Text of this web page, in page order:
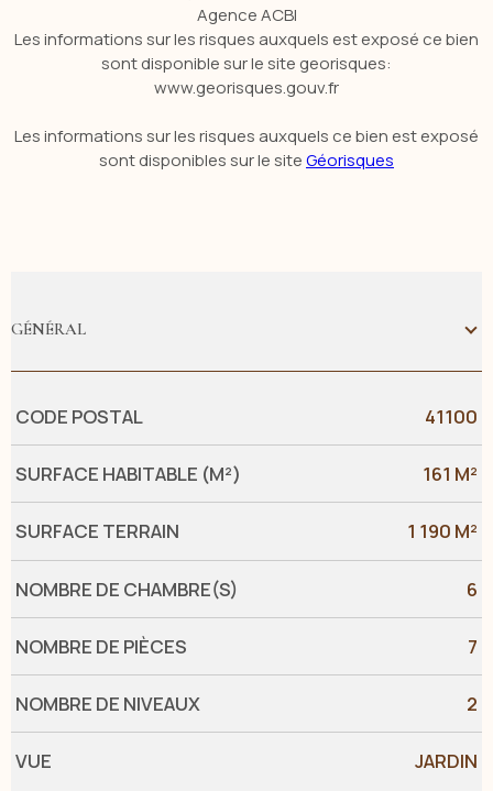
Agence ACBI
Les informations sur les risques auxquels est exposé ce bien
sont disponible sur le site georisques:
www.georisques.gouv.fr
Les informations sur les risques auxquels ce bien est exposé
sont disponibles sur le siteGéorisques
GÉNÉRAL
Caractérisque Valeurs
CODE POSTAL 41100
SURFACE HABITABLE (M²) 161 M²
SURFACE TERRAIN 1 190 M²
NOMBRE DE CHAMBRE(S) 6
NOMBRE DE PIÈCES 7
NOMBRE DE NIVEAUX 2
VUE JARDIN